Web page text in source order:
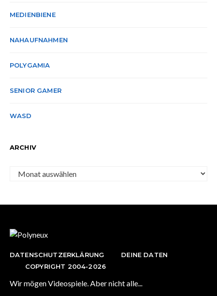
MEDIENBIENE
NAHAUFNAHMEN
POLYGAMIA
SENIOR GAMER
WASD
ARCHIV
Archiv
DATENSCHUTZERKLÄRUNG
DEINE DATEN
COPYRIGHT 2004-2026
Wir mögen Videospiele. Aber nicht alle...